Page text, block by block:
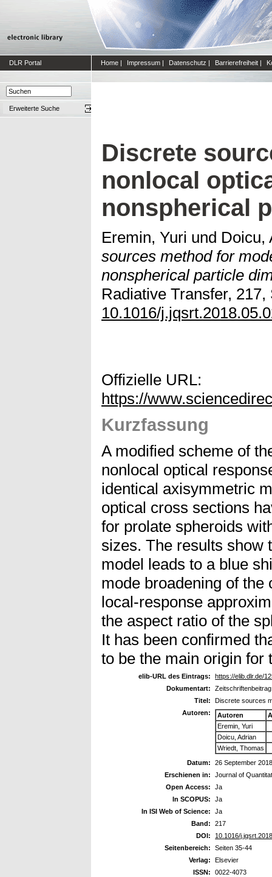
DLR Portal Home | Impressum | Datenschutz | Barrierefreiheit |
Erweiterte Suche
Discrete
nonlocal
nonspherical
Eremin, Yuri und Doicu,
sources method for
nonspherical particle
Radiative Transfer,
10.1016/
Offizielle URL:
https://
Kurzfassung
A modified scheme of
nonlocal optical
identical axisymmetric
optical cross sections
for prolate spheroids
sizes. The results show
model leads to a blue
mode broadening of
local-response
the aspect ratio of the
It has been confirmed
to be the main origin for
elib-URL des Eintrags:
https://elib.dlr.de/
Dokumentart:
Zeitschriftenbeitrag
Titel:
Discrete sources
Autoren:
Autoren
Eremin, Yuri
Doicu, Adrian
Wriedt, Thomas
Datum:
26 September
Erschienen in:
Journal of
Open Access:
Ja
In SCOPUS:
Ja
In ISI Web of Science:
Ja
Band:
217
DOI:
10.1016/
Seitenbereich:
Seiten 35-44
Verlag:
Elsevier
ISSN:
0022-4073